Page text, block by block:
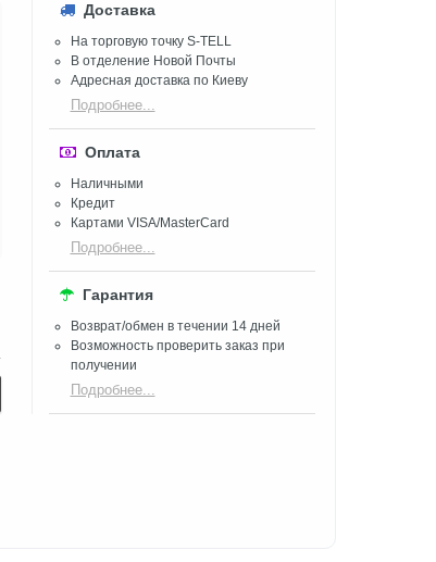
Доставка
На торговую точку S-TELL
В отделение Новой Почты
Адресная доставка по Киеву
Подробнее...
Оплата
Наличными
Кредит
Картами VISA/MasterCard
Подробнее...
Гарантия
Возврат/обмен в течении 14 дней
Возможность проверить заказ при
получении​
Подробнее...